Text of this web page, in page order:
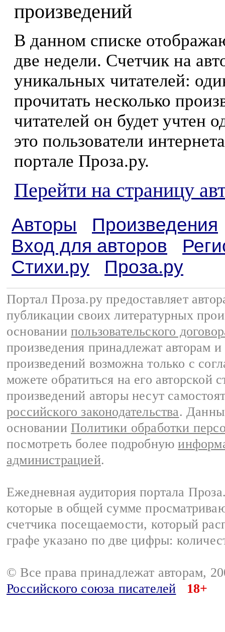
произведений
В данном списке
две недели. Счетчик на
уникальных читателей:
прочитать несколько
читателей он будет учтен
это пользователи
портале Проза.ру.
Перейти на страницу
Авторы
Произведения
Вход для авторов
Стихи.ру
Проза.ру
Портал Проза.ру предоставляет
публикации своих литературных
основании пользовательского
произведения принадлежат авторам
произведений возможна только с
можете обратиться на его авторской
произведений авторы несут
российского законодательства.
основании Политики обработки
посмотреть более подробную
администрацией.
Ежедневная аудитория портала
которые в общей сумме
счетчика посещаемости, который
графе указано по две цифры:
© Все права принадлежат авторам,
Российского союза писателей
18+